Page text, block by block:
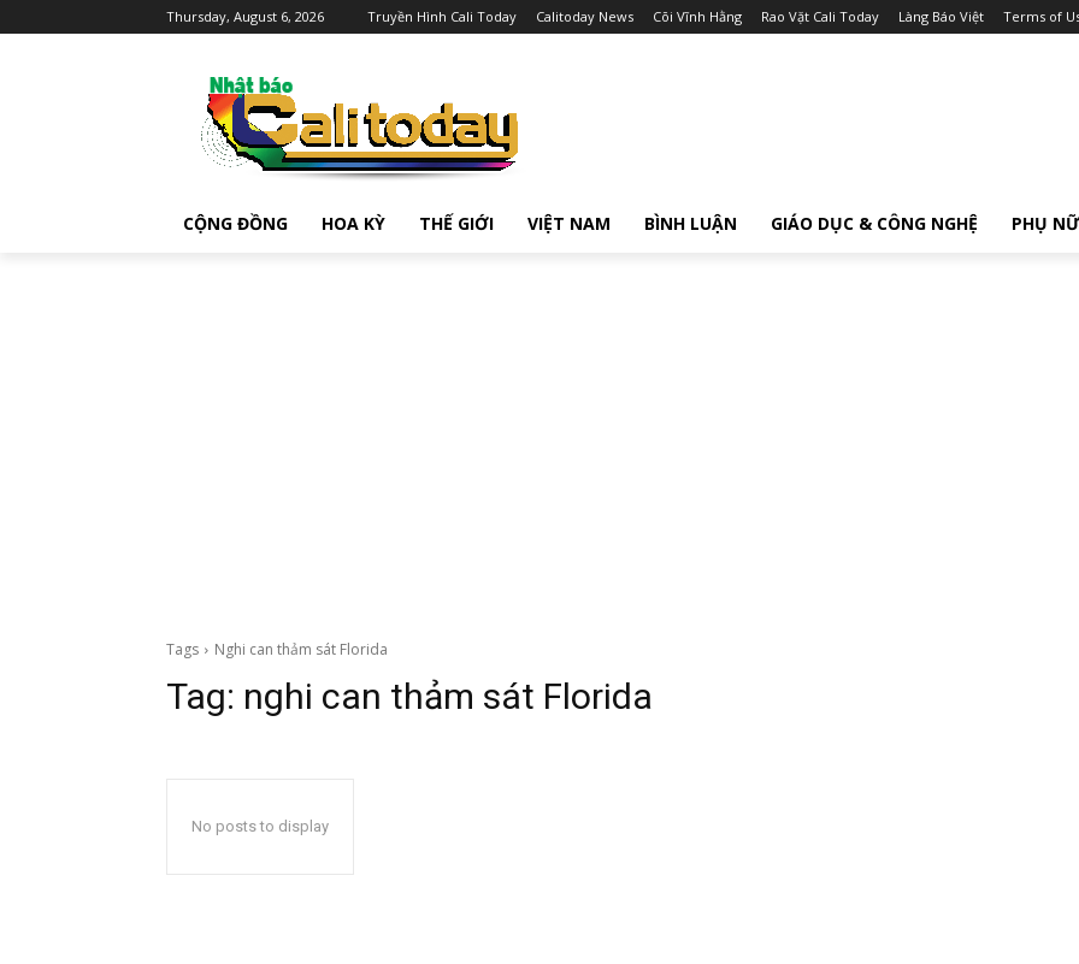
Thursday, August 6, 2026 Truyền Hình Cali Today Calitoday News Cõi Vĩnh Hằng Rao Vặt Cali Today Làng Báo Việt Terms of
CỘNG ĐỒNG HOA KỲ THẾ GIỚI VIỆT NAM BÌNH LUẬN GIÁO DỤC & CÔNG NGHỆ PHỤ NỮ
Tags Nghi can thảm sát Florida
Tag: nghi can thảm sát Florida
No posts to display